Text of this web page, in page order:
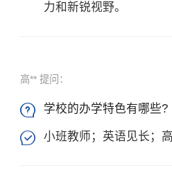
力和新锐视野。
高** 提问：
 学校的办学特色有哪些?
 小班教师；英语见长；